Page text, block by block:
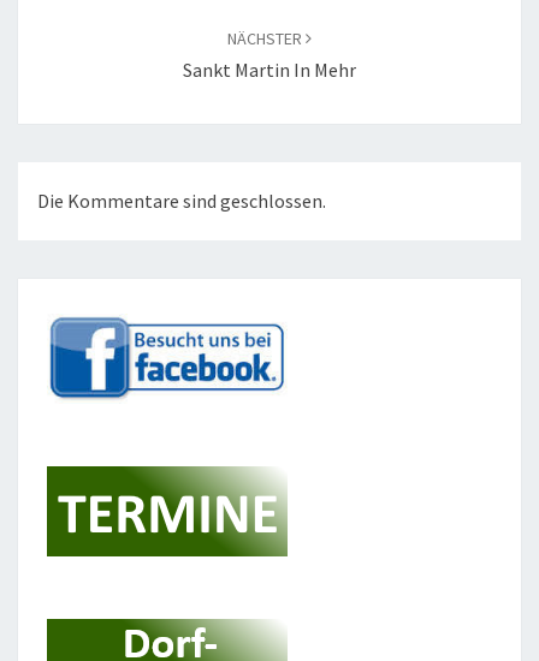
NÄCHSTER
Sankt Martin In Mehr
Die Kommentare sind geschlossen.